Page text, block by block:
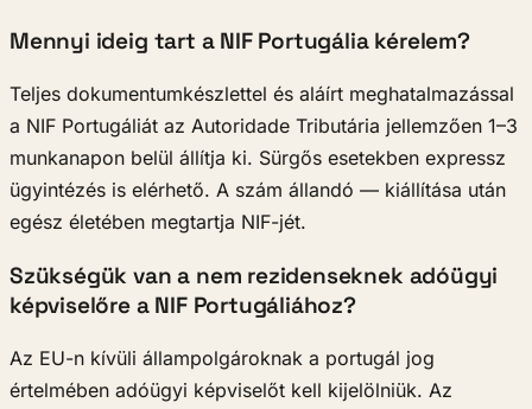
Mennyi ideig tart a NIF Portugália kérelem?
Teljes dokumentumkészlettel és aláírt meghatalmazással
a NIF Portugáliát az Autoridade Tributária jellemzően 1–3
munkanapon belül állítja ki. Sürgős esetekben expressz
ügyintézés is elérhető. A szám állandó — kiállítása után
egész életében megtartja NIF-jét.
Szükségük van a nem rezidenseknek adóügyi
képviselőre a NIF Portugáliához?
Az EU-n kívüli állampolgároknak a portugál jog
értelmében adóügyi képviselőt kell kijelölniük. Az